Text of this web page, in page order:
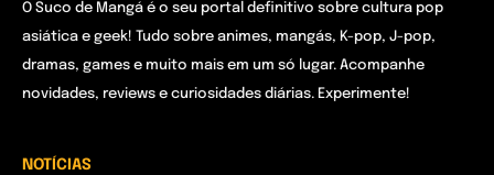
O Suco de Mangá é o seu portal definitivo sobre cultura pop
asiática e geek! Tudo sobre animes, mangás, K-pop, J-pop,
dramas, games e muito mais em um só lugar. Acompanhe
novidades, reviews e curiosidades diárias. Experimente!
NOTÍCIAS